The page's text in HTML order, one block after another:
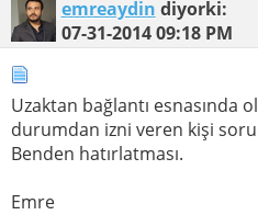
emreaydin diyorki:
07-31-201409:18 PM
Uzaktan bağlantı esnasında
durumdan izni veren kişi
Benden hatırlatması.
Emre